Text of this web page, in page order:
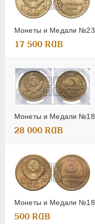
Монеты и Медали №23
17 500 RUB
Монеты и Медали №18
28 000 RUB
Монеты и Медали №18
500 RUB